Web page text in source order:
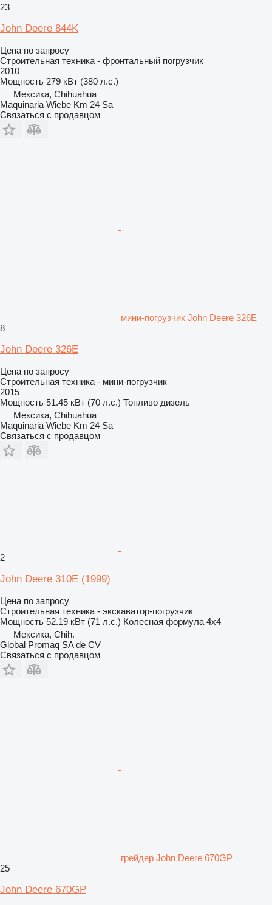
23
John Deere 844K
Цена по запросу
Строительная техника - фронтальный погрузчик
2010
Мощность 279 кВт (380 л.с.)
Мексика, Chihuahua
Maquinaria Wiebe Km 24 Sa
Связаться с продавцом
мини-погрузчик John Deere 326E
8
John Deere 326E
Цена по запросу
Строительная техника - мини-погрузчик
2015
Мощность 51.45 кВт (70 л.с.) Топливо дизель
Мексика, Chihuahua
Maquinaria Wiebe Km 24 Sa
Связаться с продавцом
2
John Deere 310E (1999)
Цена по запросу
Строительная техника - экскаватор-погрузчик
Мощность 52.19 кВт (71 л.с.) Колесная формула 4x4
Мексика, Chih.
Global Promaq SA de CV
Связаться с продавцом
грейдер John Deere 670GP
25
John Deere 670GP